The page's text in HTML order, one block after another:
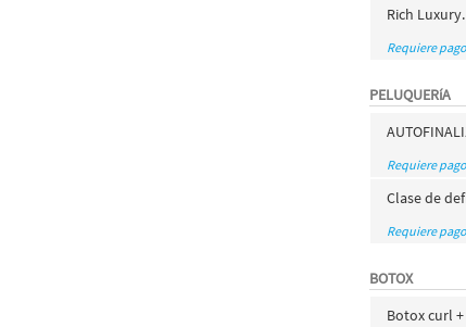
Rich
Requiere
PELUQUERíA
Requiere
Clase de
Requiere
BOTOX
Botox curl +